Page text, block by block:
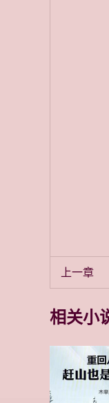
上一章
相关小